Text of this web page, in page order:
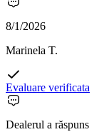
8/1/2026
Marinela T.
Evaluare verificata
Dealerul a răspuns